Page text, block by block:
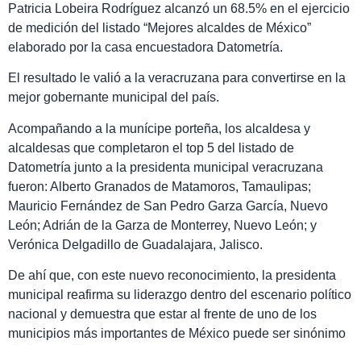
Patricia Lobeira Rodríguez alcanzó un 68.5% en el ejercicio
de medición del listado “Mejores alcaldes de México”
elaborado por la casa encuestadora Datometría.
El resultado le valió a la veracruzana para convertirse en la
mejor gobernante municipal del país.
Acompañando a la munícipe porteña, los alcaldesa y
alcaldesas que completaron el top 5 del listado de
Datometría junto a la presidenta municipal veracruzana
fueron: Alberto Granados de Matamoros, Tamaulipas;
Mauricio Fernández de San Pedro Garza García, Nuevo
León; Adrián de la Garza de Monterrey, Nuevo León; y
Verónica Delgadillo de Guadalajara, Jalisco.
De ahí que, con este nuevo reconocimiento, la presidenta
municipal reafirma su liderazgo dentro del escenario político
nacional y demuestra que estar al frente de uno de los
municipios más importantes de México puede ser sinónimo